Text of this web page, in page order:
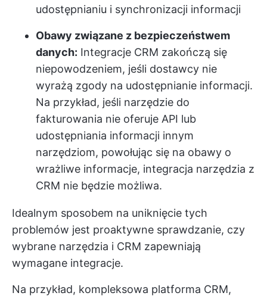
udostępnianiu i synchronizacji informacji
Obawy związane z bezpieczeństwem
danych: Integracje CRM zakończą się
niepowodzeniem, jeśli dostawcy nie
wyrażą zgody na udostępnianie informacji.
Na przykład, jeśli narzędzie do
fakturowania nie oferuje API lub
udostępniania informacji innym
narzędziom, powołując się na obawy o
wrażliwe informacje, integracja narzędzia z
CRM nie będzie możliwa.
Idealnym sposobem na uniknięcie tych
problemów jest proaktywne sprawdzanie, czy
wybrane narzędzia i CRM zapewniają
wymagane integracje.
Na przykład, kompleksowa platforma CRM,